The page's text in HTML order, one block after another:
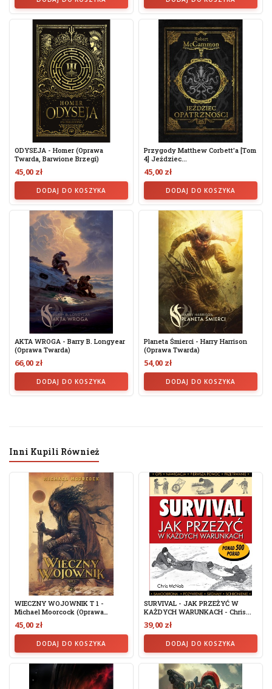
ODYSEJA - Homer (oprawa
Twarda, Barwione Brzegi)
45,00 zł
DODAJ DO KOSZYKA
Przygody Matthew Corbett'a [tom
4] Jeździec...
45,00 zł
DODAJ DO KOSZYKA
AKTA WROGA - Barry B. Longyear
(oprawa Twarda)
66,00 zł
DODAJ DO KOSZYKA
Planeta Śmierci - Harry Harrison
(oprawa Twarda)
54,00 zł
DODAJ DO KOSZYKA
Inni Kupili Również
WIECZNY WOJOWNIK T 1 -
Michael Moorcock (oprawa
Twarda)
45,00 zł
DODAJ DO KOSZYKA
SURVIVAL - JAK PRZEŻYĆ W
KAŻDYCH WARUNKACH - Chris...
39,00 zł
DODAJ DO KOSZYKA